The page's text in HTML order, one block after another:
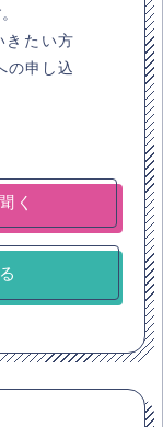
きたい方
の申し込